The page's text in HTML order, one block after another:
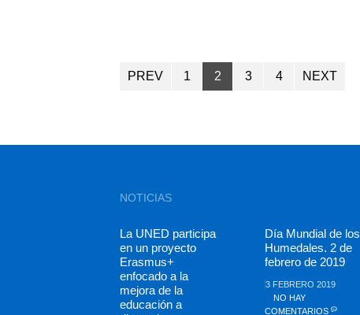
PREV 1 2 3 4 NEXT
NOTICIAS
La UNED participa
en un proyecto
Erasmus+
enfocado a la
mejora de la
educación a
Día Mundial de los
Humedales. 2 de
febrero de 2019
3 FEBRERO 2019
NO HAY
COMENTARIOS